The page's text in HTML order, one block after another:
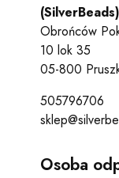
Obrońców
10 lok 35
05-800
505796706
Osoba